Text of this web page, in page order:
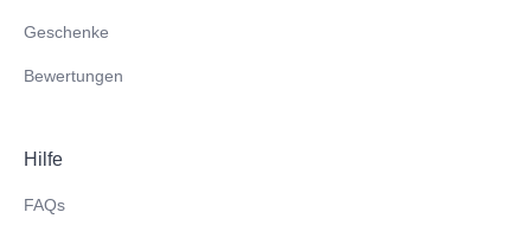
Geschenke
Bewertungen
Hilfe
FAQs